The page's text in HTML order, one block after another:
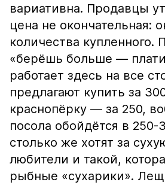
вариативна. Продавцы
цена не окончательная:
количества купленного.
«берёшь больше —
работает здесь на все
предлагают купить за
краснопёрку — за 250,
посола обойдётся в 250-
столько же хотят за
любители и такой,
рыбные «сухарики». Лещ